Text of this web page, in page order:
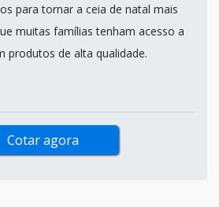
para tornar a ceia de natal mais
muitas famílias tenham acesso a
produtos de alta qualidade.
Cotar agora